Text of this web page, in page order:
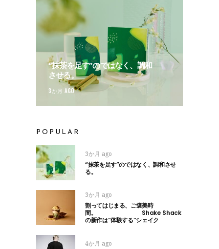
“抹茶を足す”のではなく、調和
させる。
3か月 AGO
POPULAR
3か月 ago
“抹茶を足す”のではなく、調和させ
る。
3か月 ago
割ってはじまる、ご褒美時
間。 Shake Shack
の新作は“体験する”シェイク
4か月 ago